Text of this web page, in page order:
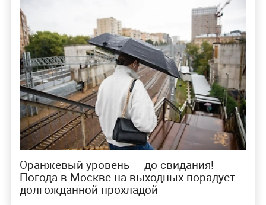
Оранжевый уровень — до свидания!
Погода в Москве на выходных порадует
долгожданной прохладой